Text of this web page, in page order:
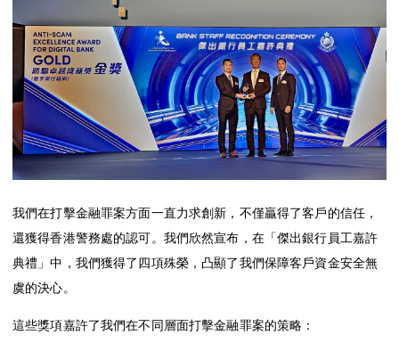
Mox信用卡
Mox Invest
Mox Insure
精明理財
「即時借」
精明消費
關於我們
常見問題
我們在打擊金融罪案方面一直力求創新，不僅贏得了客戶的信任，
還獲得香港警務處的認可。我們欣然宣布，在「傑出銀行員工嘉許
典禮」中，我們獲得了四項殊榮，凸顯了我們保障客戶資金安全無
虞的決心。
這些獎項嘉許了我們在不同層面打擊金融罪案的策略：